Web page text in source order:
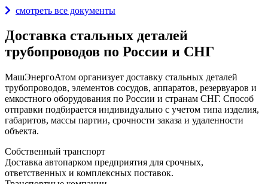
смотреть все документы
Доставка стальных деталей
трубопроводов по России и СНГ
МашЭнергоАтом организует доставку стальных деталей
трубопроводов, элементов сосудов, аппаратов, резервуаров и
емкостного оборудования по России и странам СНГ. Способ
отправки подбирается индивидуально с учетом типа изделия,
габаритов, массы партии, срочности заказа и удаленности
объекта.
Собственный транспорт
Доставка автопарком предприятия для срочных,
ответственных и комплексных поставок.